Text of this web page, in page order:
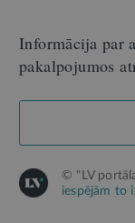
Informācija par
pakalpojumos
© "LV
iespējām to